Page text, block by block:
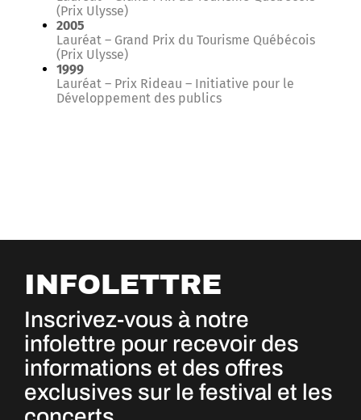
(Prix Ulysse)
2005
Lauréat – Grand Prix du Tourisme Québécois
(Prix Ulysse)
1999
Lauréat – Prix Rideau – Initiative pour le
Développement des publics
INFOLETTRE
Inscrivez-vous à notre
infolettre pour recevoir des
informations et des offres
exclusives sur le festival et les